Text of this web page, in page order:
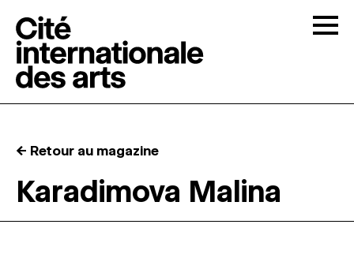
RÉSIDENCES ↓
← Retour au magazine
Karadimova Malina